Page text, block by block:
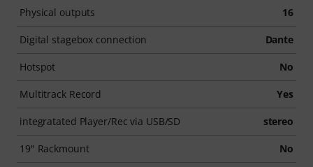
Physical outputs 16
Digital stagebox connection Dante
Hotspot No
Multitrack Record Yes
integratated Player/Rec via USB/SD stereo
19" Rackmount No